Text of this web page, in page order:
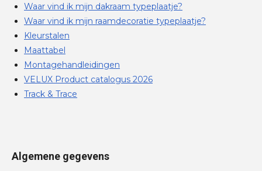
Waar vind ik mijn dakraam typeplaatje?
Waar vind ik mijn raamdecoratie typeplaatje?
Kleurstalen
Maattabel
Montagehandleidingen
VELUX Product catalogus 2026
Track & Trace
Algemene gegevens